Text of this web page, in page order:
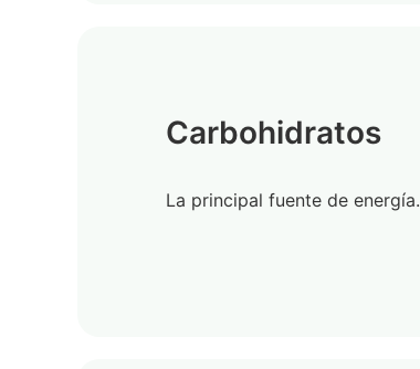
Carbohidratos
La principal fuente de energía.